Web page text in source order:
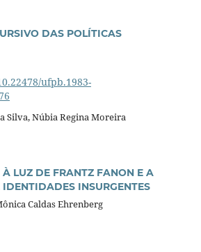
DAS POLÍTICAS
ufpb.1983-
Silva, Núbia Regina Moreira
LUZ DE FRANTZ FANON E A
INSURGENTES
Caldas Ehrenberg